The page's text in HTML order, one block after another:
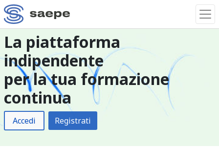
La piattaforma
indipendente
per la tua formazione
continua
Accedi Registrati